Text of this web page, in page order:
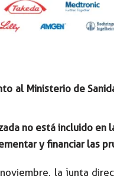
al Ministerio de
no está incluido en
y financiar las
la junta